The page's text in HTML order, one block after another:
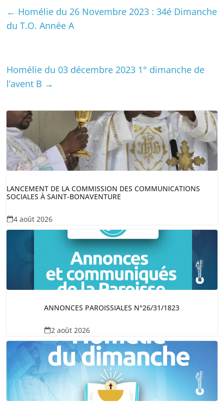
← Homélie du 26 Novembre 2023 : 34é Dimanche
du T.O. Année A
Homélie du 03 décembre 2023 1° dimanche de
l’avent B →
LANCEMENT DE LA COMMISSION DES COMMUNICATIONS
SOCIALES À SAINT-BONAVENTURE
4 août 2026
ANNONCES PAROISSIALES N°26/31/1823
2 août 2026